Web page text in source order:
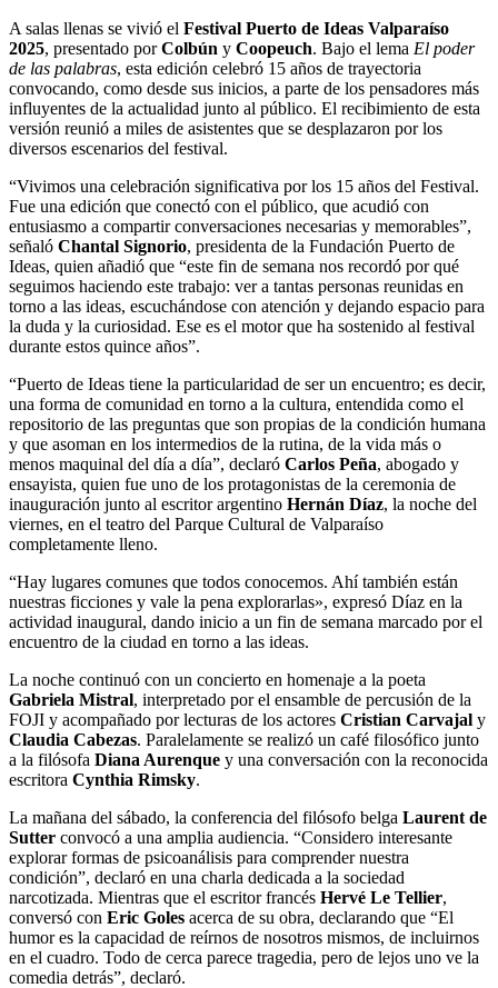
A salas llenas se vivió el Festival Puerto de Ideas Valparaíso
2025, presentado porColbún y Coopeuch. Bajo el lema El poder
de las palabras, esta edición celebró 15 años de trayectoria
convocando, como desde sus inicios, a parte de los pensadores más
influyentes de la actualidad junto al público. El recibimiento de esta
versión reunió a miles de asistentes que se desplazaron por los
diversos escenarios del festival.
“Vivimos una celebración significativa por los 15 años del Festival.
Fue una edición que conectó con el público, que acudió con
entusiasmo a compartir conversaciones necesarias y memorables”,
señaló Chantal Signorio, presidenta de la Fundación Puerto de
Ideas, quien añadió que “este fin de semana nos recordó por qué
seguimos haciendo este trabajo: ver a tantas personas reunidas en
torno a las ideas, escuchándose con atención y dejando espacio para
la duda y la curiosidad. Ese es el motor que ha sostenido al festival
durante estos quince años”.
“Puerto de Ideas tiene la particularidad de ser un encuentro; es decir,
una forma de comunidad en torno a la cultura, entendida como el
repositorio de las preguntas que son propias de la condición humana
y que asoman en los intermedios de la rutina, de la vida más o
menos maquinal del día a día”, declaró Carlos Peña, abogado y
ensayista, quien fue uno de los protagonistas de la ceremonia de
inauguración junto al escritor argentino Hernán Díaz, la noche del
viernes, en el teatro del Parque Cultural de Valparaíso
completamente lleno.
“Hay lugares comunes que todos conocemos. Ahí también están
nuestras ficciones y vale la pena explorarlas», expresó Díaz en la
actividad inaugural, dando inicio a un fin de semana marcado por el
encuentro de la ciudad en torno a las ideas.
La noche continuó con un concierto en homenaje a la poeta
Gabriela Mistral, interpretado por el ensamble de percusión de la
FOJI y acompañado por lecturas de los actores Cristian Carvajal y
Claudia Cabezas. Paralelamente se realizó un café filosófico junto
a la filósofa Diana Aurenque y una conversación con la reconocida
escritora Cynthia Rimsky.
La mañana del sábado, la conferencia del filósofo belga Laurent de
Sutter convocó a una amplia audiencia. “Considero interesante
explorar formas de psicoanálisis para comprender nuestra
condición”, declaró en una charla dedicada a la sociedad
narcotizada. Mientras que el escritor francés Hervé Le Tellier,
conversó con Eric Goles acerca de su obra, declarando que “El
humor es la capacidad de reírnos de nosotros mismos, de incluirnos
en el cuadro. Todo de cerca parece tragedia, pero de lejos uno ve la
comedia detrás”, declaró.